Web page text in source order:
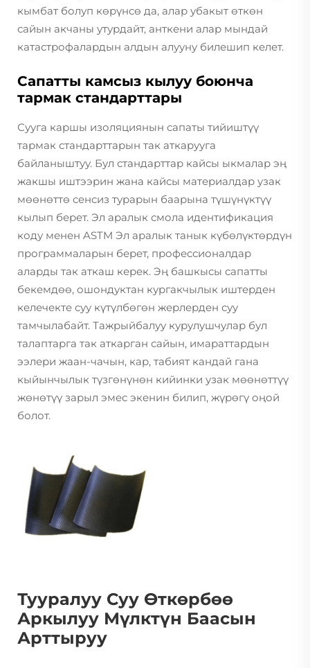
кымбат болуп көрүнсө да, алар убакыт өткөн
сайын акчаны утурдайт, анткени алар мындай
катастрофалардын алдын алууну билешип келет.
Сапатты камсыз кылуу боюнча
тармак стандарттары
Сууга каршы изоляциянын сапаты тийиштүү
тармак стандарттарын так аткарууга
байланыштуу. Бул стандарттар кайсы ыкмалар эң
жакшы иштээрин жана кайсы материалдар узак
мөөнөттө сенсиз турарын баарына түшүнүктүү
кылып берет. Эл аралык смола идентификация
коду менен ASTM Эл аралык танык күбөлүктөрдүн
программаларын берет, профессионалдар
аларды так аткаш керек. Эң башкысы сапатты
бекемдөө, ошондуктан кургакчылык иштерден
келечекте суу күтүлбөгөн жерлерден суу
тамчылабайт. Тажрыйбалуу курулушчулар бул
талаптарга так аткарган сайын, имараттардын
ээлери жаан-чачын, кар, табият кандай гана
кыйынчылык түзгөнүнөн кийинки узак мөөнөттүү
жөнөтүү зарыл эмес экенин билип, жүрөгү оңой
болот.
Тууралуу Суу Өткөрбөө
Аркылуу Мүлктүн Баасын
Арттыруу